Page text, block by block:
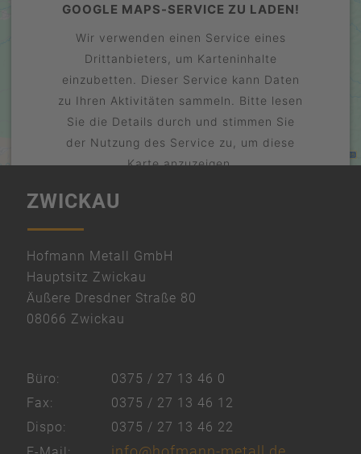
GOOGLE MAPS-SERVICE ZU LADEN!
Wir verwenden einen Service eines
Drittanbieters, um Karteninhalte
einzubetten. Dieser Service kann Daten
zu Ihren Aktivitäten sammeln. Bitte lesen
Sie die Details durch und stimmen Sie
der Nutzung des Service zu, um diese
Karte anzuzeigen.
Mehr Informationen
Usercentrics Consent Management
&
ZWICKAU
Hofmann Metall GmbH
Hauptsitz Zwickau
Äußere Dresdner Straße 80
08066 Zwickau
Büro:
0375 / 27 13 46 0
Fax:
0375 / 27 13 46 12
Dispo:
0375 / 27 13 46 22